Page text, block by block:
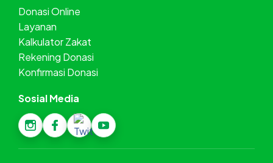
Donasi Online
Layanan
Kalkulator Zakat
Rekening Donasi
Konfirmasi Donasi
Sosial Media